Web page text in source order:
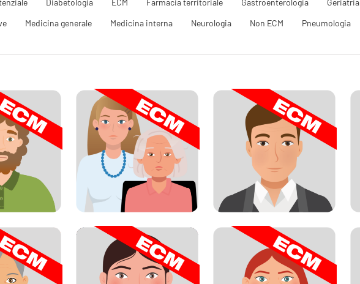
Diabetologia ECM Farmacia territoriale Gastroenterologia Geriatria
Medicina generale Medicina interna Neurologia Non ECM Pneumologia
è cambiata
Mi sento sempre in allerta:
un campanello d’allarme
Non mi riconosco più